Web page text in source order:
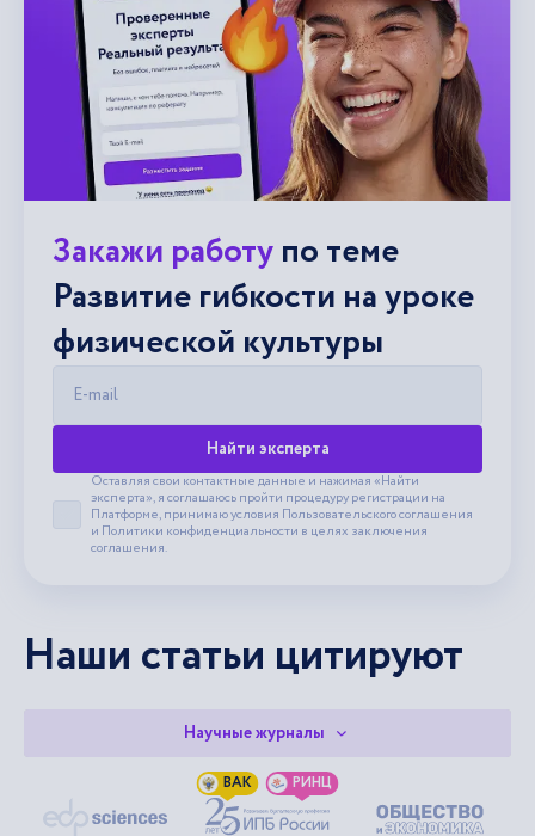
Закажи работупо теме
Развитие гибкости на уроке
физической культуры
Найти эксперта
Принять пользовательское соглашение
Оставляя свои контактные данные и нажимая «Найти
эксперта», я соглашаюсь пройти процедуру регистрации на
Платформе, принимаю условия Пользовательского соглашения
и Политики конфиденциальности в целях заключения
соглашения.
Наши статьи цитируют
Научные журналы
ВАК РИНЦ